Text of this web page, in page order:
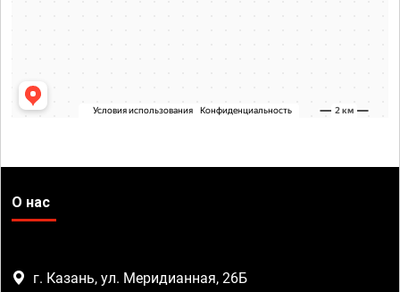
О нас
г. Казань, ул. Меридианная, 26Б